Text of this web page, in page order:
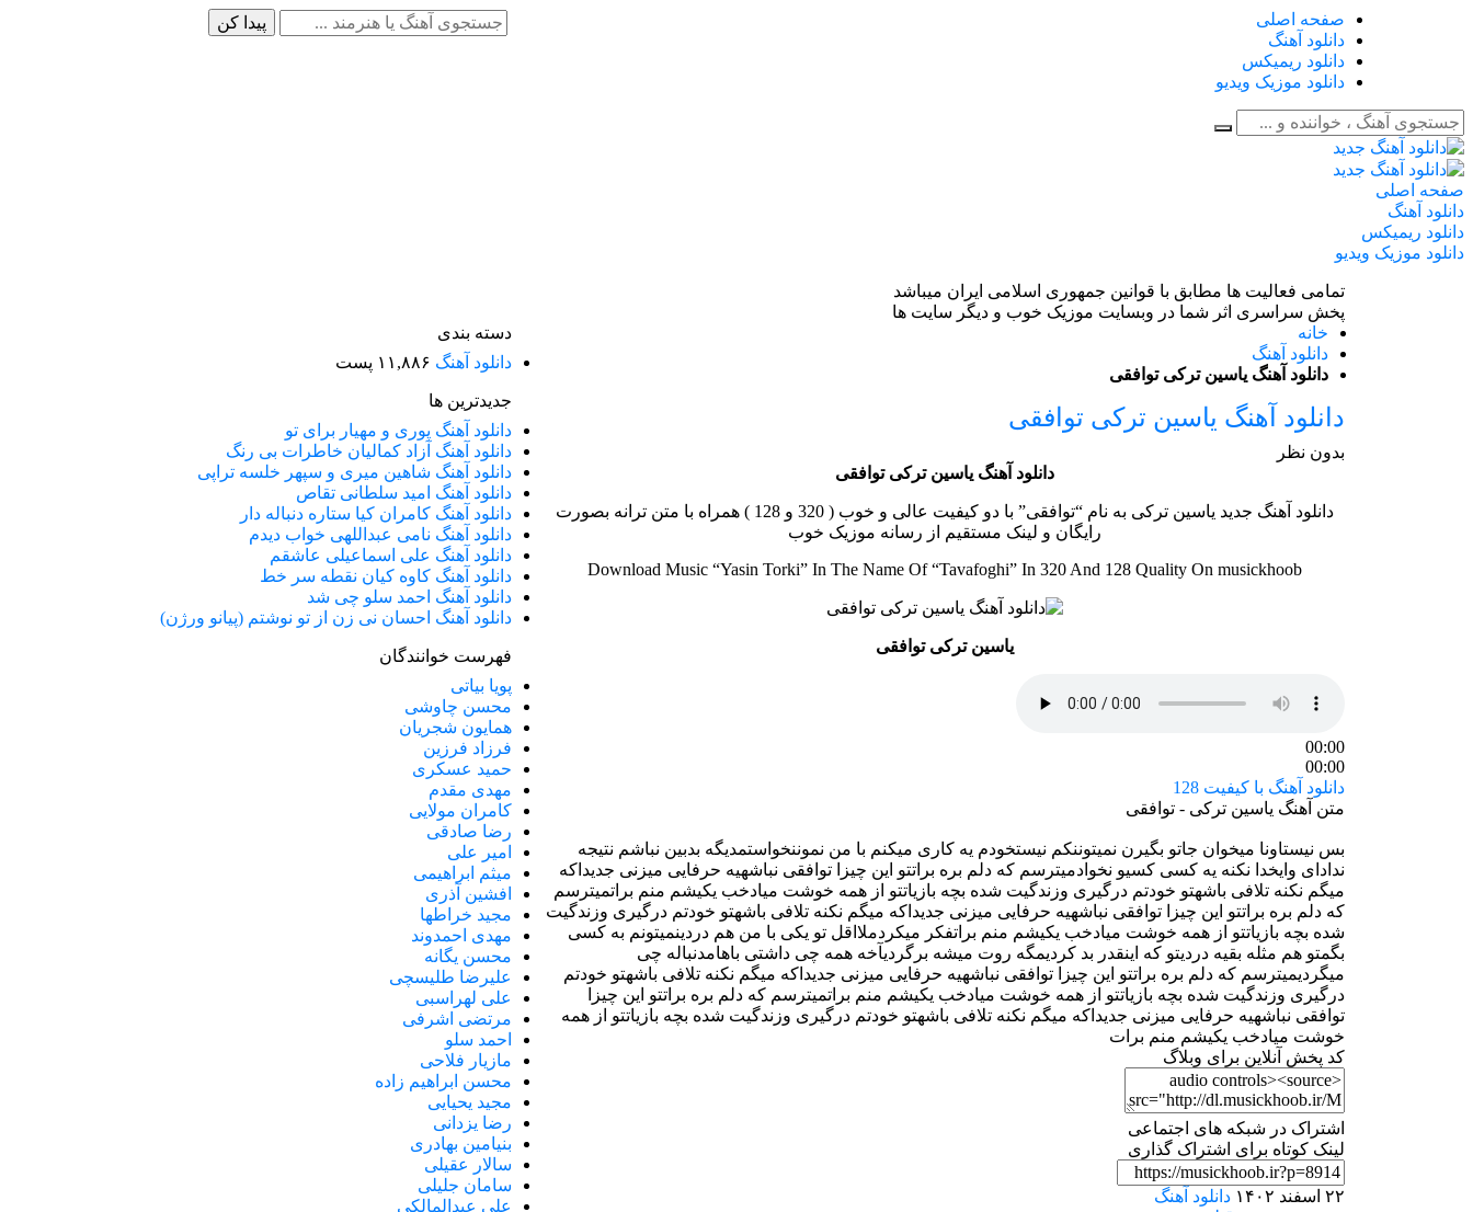
صفحه اصلی
دانلود آهنگ
دانلود ریمیکس
دانلود موزیک ویدیو
صفحه اصلی
دانلود آهنگ
دانلود ریمیکس
دانلود موزیک ویدیو
تمامی فعالیت ها مطابق با قوانین جمهوری اسلامی ایران میباشد
پخش سراسری اثر شما در وبسایت موزیک خوب و دیگر سایت ها
خانه
دانلود آهنگ
دانلود آهنگ یاسین ترکی توافقی
دانلود آهنگ یاسین ترکی توافقی
بدون نظر
دانلود آهنگ یاسین ترکی توافقی
دانلود آهنگ جدید یاسین ترکی به نام “توافقی” با دو کیفیت عالی و خوب ( 320 و 128 ) همراه با متن ترانه بصورت
رایگان و لینک مستقیم از رسانه موزیک خوب
Download Music “Yasin Torki” In The Name Of “Tavafoghi” In 320 And 128 Quality On musickhoob
یاسین ترکی توافقی
00:00
00:00
دانلود آهنگ با کیفیت 128
متن آهنگ یاسین ترکی - توافقی
بس نیستاونا میخوان جاتو بگیرن نمیتوننکم نیستخودم یه کاری میکنم با من نموننخواستمدیگه بدبین نباشم نتیجه
ندادای وایخدا نکنه یه کسی کسیو نخوادمیترسم که دلم بره براتتو این چیزا توافقی نباشهیه حرفایی میزنی جدیداکه
میگم نکنه تلافی باشهتو خودتم درگیری وزندگیت شده بچه بازیاتتو از همه خوشت میادخب یکیشم منم براتمیترسم
که دلم بره براتتو این چیزا توافقی نباشهیه حرفایی میزنی جدیداکه میگم نکنه تلافی باشهتو خودتم درگیری وزندگیت
شده بچه بازیاتتو از همه خوشت میادخب یکیشم منم براتفکر میکردملااقل تو یکی با من هم دردینمیتونم به کسی
بگمتو هم مثله بقیه دردیتو که اینقدر بد کردیمگه روت میشه برگردیآخه همه چی داشتی باهامدنباله چی
میگردیمیترسم که دلم بره براتتو این چیزا توافقی نباشهیه حرفایی میزنی جدیداکه میگم نکنه تلافی باشهتو خودتم
درگیری وزندگیت شده بچه بازیاتتو از همه خوشت میادخب یکیشم منم براتمیترسم که دلم بره براتتو این چیزا
توافقی نباشهیه حرفایی میزنی جدیداکه میگم نکنه تلافی باشهتو خودتم درگیری وزندگیت شده بچه بازیاتتو از همه
خوشت میادخب یکیشم منم برات
کد پخش آنلاین برای وبلاگ
اشتراک در شبکه های اجتماعی
لینک کوتاه برای اشتراک گذاری
۲۲ اسفند ۱۴۰۲
دانلود آهنگ
دسته بندی
دانلود آهنگ ۱۱,۸۸۶ پست
جدیدترین ها
دانلود آهنگ پوری و مهیار برای تو
دانلود آهنگ آزاد کمالیان خاطرات بی رنگ
دانلود آهنگ شاهین میری و سپهر خلسه تراپی
دانلود آهنگ امید سلطانی تقاص
دانلود آهنگ کامران کیا ستاره دنباله دار
دانلود آهنگ نامی عبداللهی خواب دیدم
دانلود آهنگ علی اسماعیلی عاشقم
دانلود آهنگ کاوه کیان نقطه سر خط
دانلود آهنگ احمد سلو چی شد
دانلود آهنگ احسان نی زن از تو نوشتم (پیانو ورژن)
فهرست خوانندگان
پویا بیاتی
محسن چاوشی
همایون شجریان
فرزاد فرزین
حمید عسکری
مهدی مقدم
کامران مولایی
رضا صادقی
امیر علی
میثم ابراهیمی
افشین آذری
مجید خراطها
مهدی احمدوند
محسن یگانه
علیرضا طلیسچی
علی لهراسبی
مرتضی اشرفی
احمد سلو
مازیار فلاحی
محسن ابراهیم زاده
مجید یحیایی
رضا یزدانی
بنیامین بهادری
سالار عقیلی
سامان جلیلی
علی عبدالمالکی